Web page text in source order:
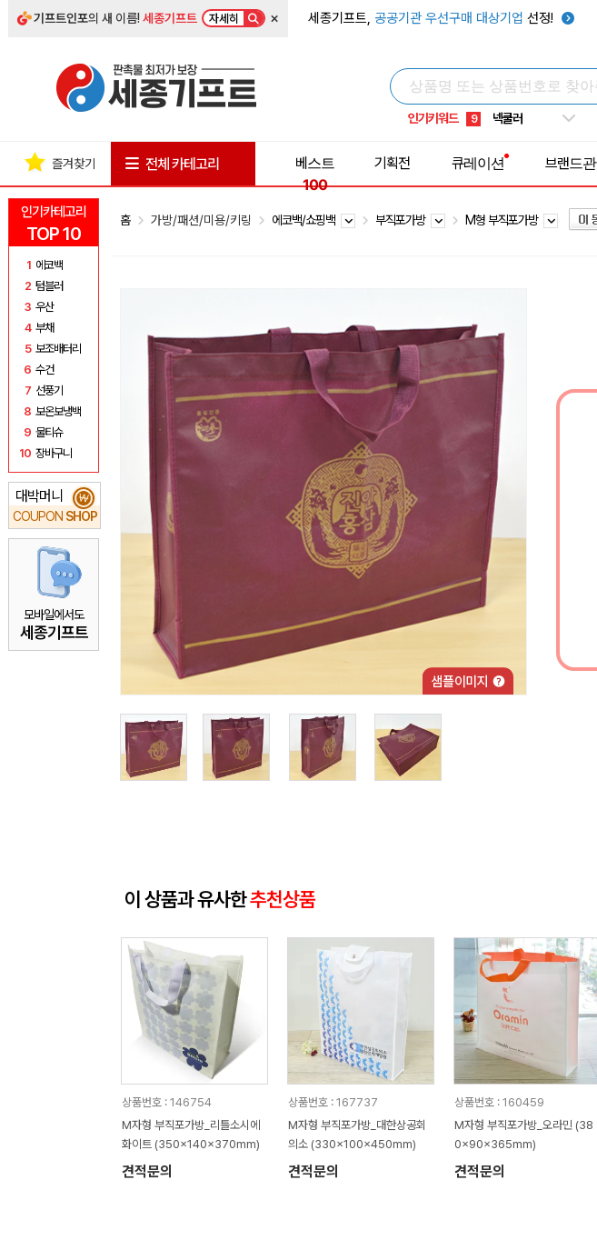
기프트인포의 새 이름!세종기프트 자세히 × 세종기프트, 공공기관 우선구매 대상기업 선정!
인기키워드
5 키캡
8 쿨토시
9 넥쿨러
1 선풍기
인기카테고리
TOP 10
1 에코백
2 텀블러
3 우산
4 부채
5 보조배터리
6 수건
7 선풍기
8 보온보냉백
9 물티슈
10 장바구니
대박머니
COUPON SHOP
₩
모바일에서도
세종기프트
즐겨찾기 전체 카테고리
베스트
100
기획전 큐레이션 브랜드관
홈 가방/패션/미용/키링 에코백/쇼핑백 부직포가방 M형 부직포가방
이 상품과 유사한추천상품
상품번호 : 146754
M자형 부직포가방_리틀소시에
화이트 (350x140x370mm)
견적문의
상품번호 : 167737
M자형 부직포가방_대한상공회
의소 (330x100x450mm)
견적문의
상품번호 : 160459
M자형 부직포가방_오라민 (38
0x90x365mm)
견적문의